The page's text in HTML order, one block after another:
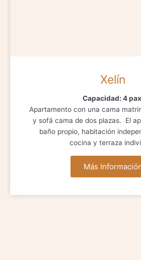
Xelín
Capacidad: 4
Apartamento con una cama
y sofá cama de dos plazas. El
baño propio, habitación
cocina y terraza
Más